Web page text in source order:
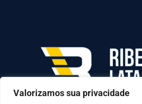
Valorizamos sua privacidade
AV INDEPENDENCIA º 6378